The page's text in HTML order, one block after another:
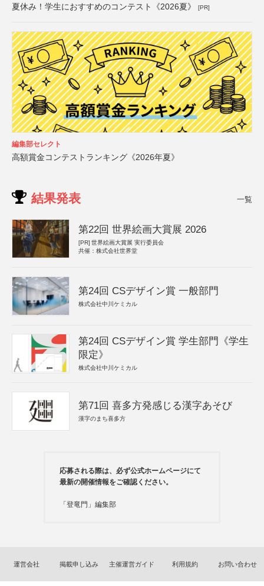
夏休み！学生におすすめのコンテスト《2026夏》 [PR]
編集部セレクト
高額賞金コンテストランキング《2026年夏》
結果発表 一覧
第22回 世界絵画大賞展 2026
[PR] 世界絵画大賞展 実行委員会
共催：株式会社世界堂
第24回 CSデザイン賞 一般部門
株式会社中川ケミカル
第24回 CSデザイン賞 学生部門《学生
限定》
株式会社中川ケミカル
第71回 喜多方発感じる漢字あそび
漢字のまち喜多方
応募される際は、必ず公式ホームページにて
最新の開催情報をご確認ください。
「登竜門」編集部
運営会社 掲載申し込み 主催運営ガイド 利用規約 お問い合わせ